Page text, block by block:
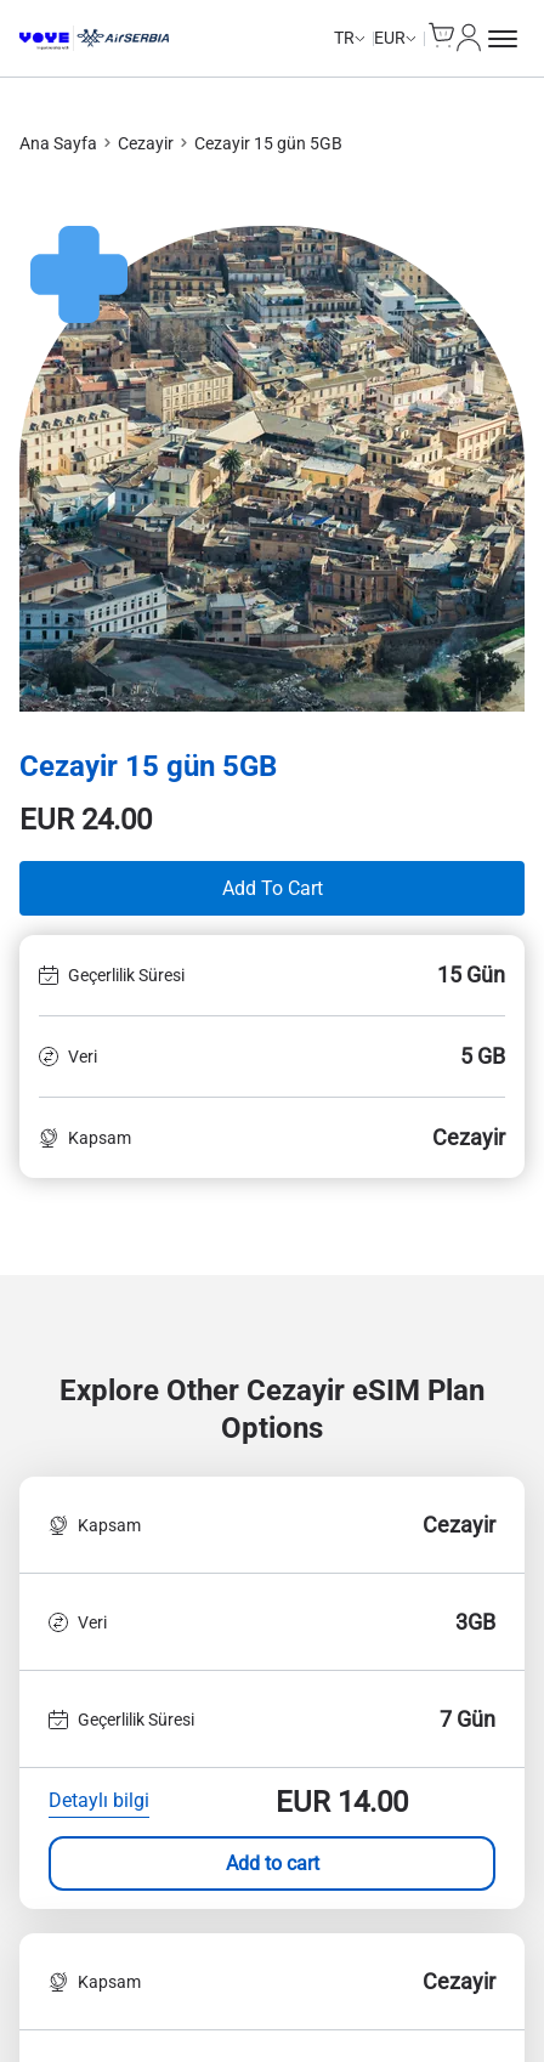
TR EUR
Ana Sayfa Cezayir Cezayir 15 gün 5GB
Cezayir 15 gün 5GB
EUR24.00
Add To Cart
Geçerlilik Süresi 15 Gün
Veri 5 GB
Kapsam Cezayir
Explore Other Cezayir eSIM Plan
Options
Kapsam Cezayir
Veri 3GB
Geçerlilik Süresi 7 Gün
Detaylı bilgi EUR14.00
Add to cart
Kapsam Cezayir